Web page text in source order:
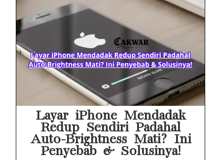
Layar iPhone Mendadak
Redup Sendiri Padahal
Auto-Brightness Mati? Ini
Penyebab & Solusinya!